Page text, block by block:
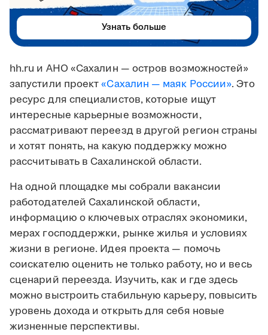
hh.ru и АНО «Сахалин — остров возможностей»
запустили проект«Сахалин — маяк России». Это
ресурс для специалистов, которые ищут
интересные карьерные возможности,
рассматривают переезд в другой регион страны
и хотят понять, на какую поддержку можно
рассчитывать в Сахалинской области.
На одной площадке мы собрали вакансии
работодателей Сахалинской области,
информацию о ключевых отраслях экономики,
мерах господдержки, рынке жилья и условиях
жизни в регионе. Идея проекта — помочь
соискателю оценить не только работу, но и весь
сценарий переезда. Изучить, как и где здесь
можно выстроить стабильную карьеру, повысить
уровень дохода и открыть для себя новые
жизненные перспективы.
Узнать больше